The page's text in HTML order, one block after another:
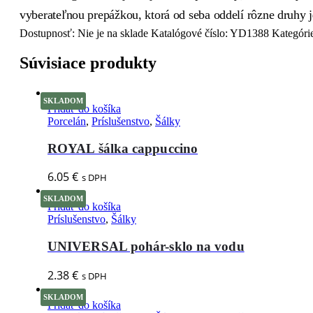
vyberateľnou prepážkou, ktorá od seba oddelí rôzne druhy
Dostupnosť: Nie je na sklade Katalógové číslo: YD1388
Súvisiace produkty
SKLADOM
Pridať do košíka
Porcelán, Príslušenstvo, Šálky
ROYAL šálka cappuccino
6.05€ s DPH
SKLADOM
Pridať do košíka
Príslušenstvo, Šálky
UNIVERSAL pohár-sklo na vodu
2.38€ s DPH
SKLADOM
Pridať do košíka